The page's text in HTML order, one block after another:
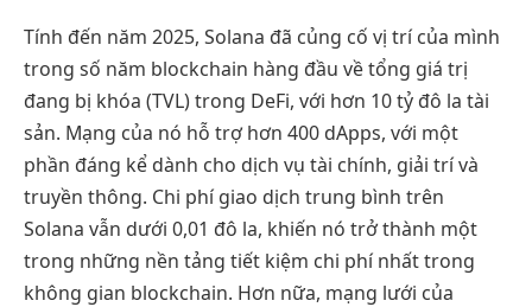
Tính đến năm 2025, Solana đã củng cố vị trí của mình
trong số năm blockchain hàng đầu về tổng giá trị
đang bị khóa (TVL) trong DeFi, với hơn 10 tỷ đô la tài
sản. Mạng của nó hỗ trợ hơn 400 dApps, với một
phần đáng kể dành cho dịch vụ tài chính, giải trí và
truyền thông. Chi phí giao dịch trung bình trên
Solana vẫn dưới 0,01 đô la, khiến nó trở thành một
trong những nền tảng tiết kiệm chi phí nhất trong
không gian blockchain. Hơn nữa, mạng lưới của